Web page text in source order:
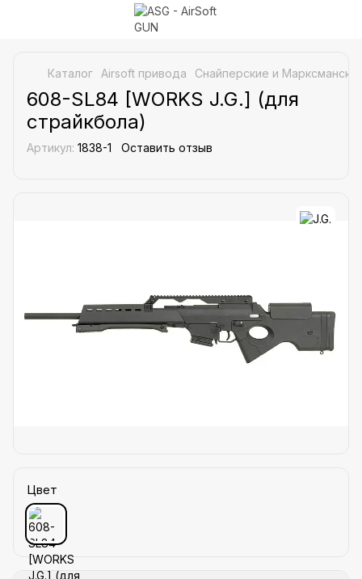
Каталог Airsoft привода Снайперские и
608-SL84 [WORKS J.G.] (для
страйкбола)
Артикул: 1838-1 Оставить отзыв
Цвет